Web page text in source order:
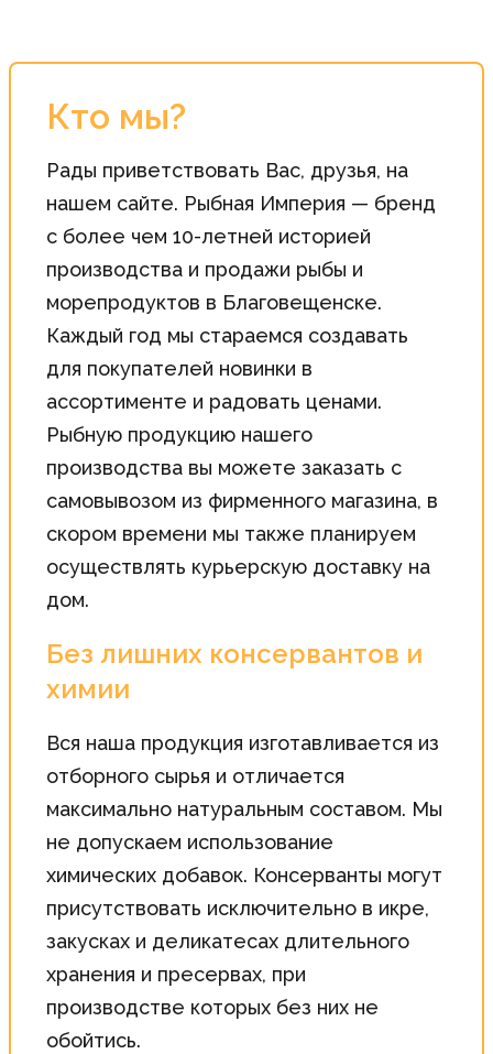
Кто мы?
Рады приветствовать Вас, друзья, на
нашем сайте. Рыбная Империя — бренд
с более чем 10-летней историей
производства и продажи рыбы и
морепродуктов в Благовещенске.
Каждый год мы стараемся создавать
для покупателей новинки в
ассортименте и радовать ценами.
Рыбную продукцию нашего
производства вы можете заказать с
самовывозом из фирменного магазина, в
скором времени мы также планируем
осуществлять курьерскую доставку на
дом.
Без лишних консервантов и
химии
Вся наша продукция изготавливается из
отборного сырья и отличается
максимально натуральным составом. Мы
не допускаем использование
химических добавок. Консерванты могут
присутствовать исключительно в икре,
закусках и деликатесах длительного
хранения и пресервах, при
производстве которых без них не
обойтись.